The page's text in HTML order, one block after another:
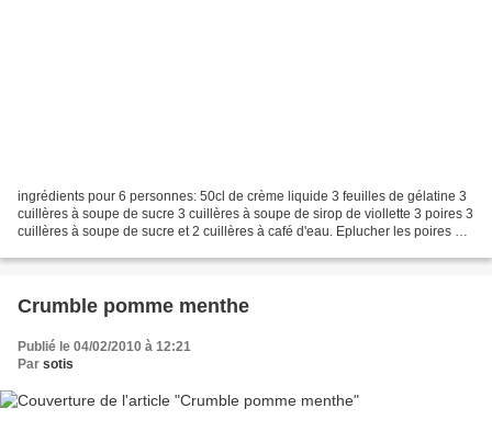
ingrédients pour 6 personnes: 50cl de crème liquide 3 feuilles de gélatine 3
cuillères à soupe de sucre 3 cuillères à soupe de sirop de viollette 3 poires 3
cuillères à soupe de sucre et 2 cuillères à café d'eau. Eplucher les poires et
Crumble pomme menthe
Publié le 04/02/2010 à 12:21
Par sotis